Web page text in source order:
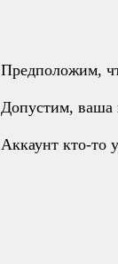
Предположим,
Допустим, ваша
Аккаунт кто-то